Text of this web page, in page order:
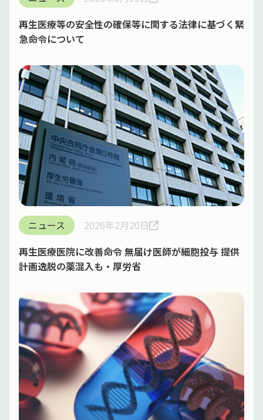
再生医療等の安全性の確保等に関する法律に基づく緊
急命令について
ニュース
2026年2月20日
再生医療医院に改善命令 無届け医師が細胞投与 提供
計画逸脱の薬混入も・厚労省